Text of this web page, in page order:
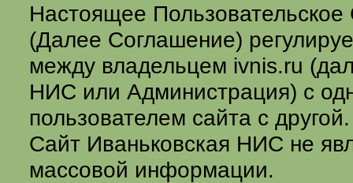
Настоящее
(Далее Соглашение)
между владельцем ivnis.ru
НИС или Администрация) с
пользователем сайта с другой.
Сайт Иваньковская НИС не
массовой информации.